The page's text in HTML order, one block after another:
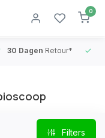
0
30 Dagen Retour*
Filters